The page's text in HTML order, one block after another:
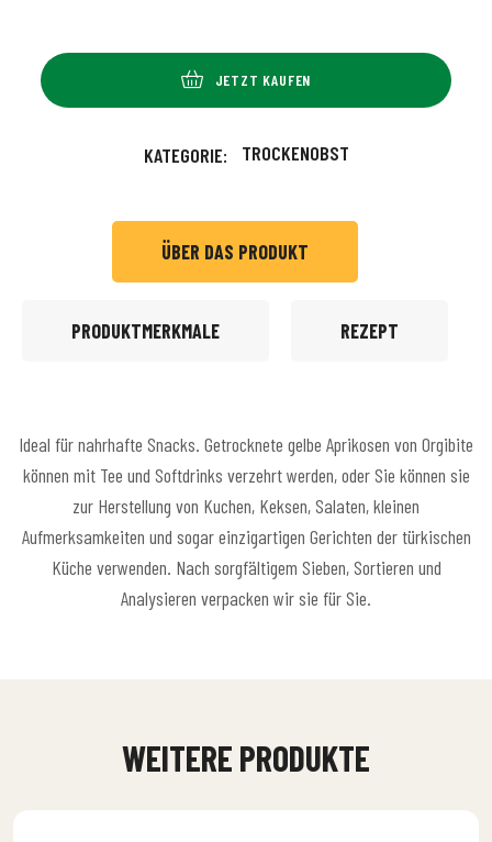
JETZT KAUFEN
KATEGORIE: TROCKENOBST
ÜBER DAS PRODUKT
PRODUKTMERKMALE REZEPT
Ideal für nahrhafte Snacks. Getrocknete gelbe Aprikosen von Orgibite
können mit Tee und Softdrinks verzehrt werden, oder Sie können sie
zur Herstellung von Kuchen, Keksen, Salaten, kleinen
Aufmerksamkeiten und sogar einzigartigen Gerichten der türkischen
Küche verwenden. Nach sorgfältigem Sieben, Sortieren und
Analysieren verpacken wir sie für Sie.
WEITERE PRODUKTE